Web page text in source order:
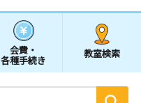
会費・
各種手続き
教室検索